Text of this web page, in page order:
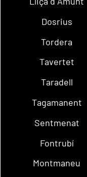
Dosrius
Tordera
Tavertet
Taradell
Tagamanent
Sentmenat
Fontrubí
Montmaneu